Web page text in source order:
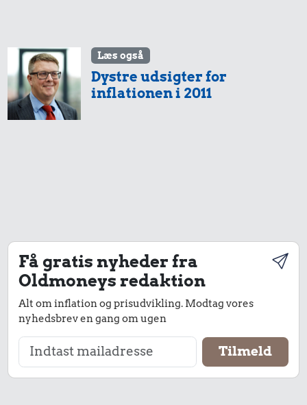
Læs også
Dystre udsigter for
inflationen i 2011
Få gratis nyheder fra
Oldmoneys redaktion
Alt om inflation og prisudvikling. Modtag vores
nyhedsbrev en gang om ugen